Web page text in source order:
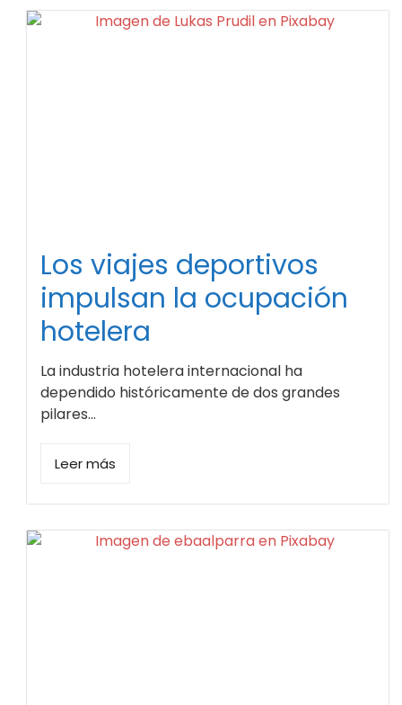
Los viajes deportivos
impulsan la ocupación
hotelera
La industria hotelera internacional ha
dependido históricamente de dos grandes
pilares...
Leer más